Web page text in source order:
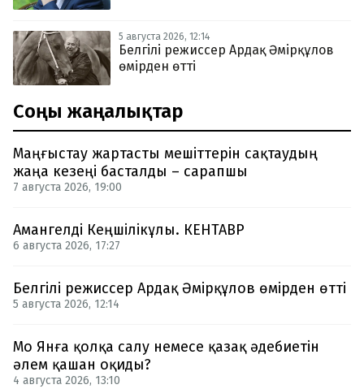
5 августа 2026, 12:14
Белгілі режиссер Ардақ Әмірқұлов
өмірден өтті
Соңғы жаңалықтар
Маңғыстау жартасты мешіттерін сақтаудың
жаңа кезеңі басталды – сарапшы
7 августа 2026, 19:00
Амангелді Кеңшілікұлы. КЕНТАВР
6 августа 2026, 17:27
Белгілі режиссер Ардақ Әмірқұлов өмірден өтті
5 августа 2026, 12:14
Мо Янға қолқа салу немесе қазақ әдебиетін
әлем қашан оқиды?
4 августа 2026, 13:10